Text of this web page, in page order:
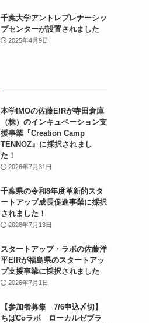
千葉大学アントレプレナーシッ
プセンターが設置されました
2025年4月9日
本学IMOの佐藤EIRが寺田倉庫
（株）のインキュベーション支
援事業『Creation Camp
TENNOZ』に採択されまし
た！
2026年7月31日
千葉県の令和8年度⾰新的スタ
ートアップ成⻑促進事業に採択
されました！
2026年7月13日
スタートアップ・ラボの佐藤洋
平EIRが福島県のスタートアッ
プ支援事業に採択されました
2026年7月1日
【参加者募集 7/6申込〆切】
ちばCoラボ ローカルゼブラ